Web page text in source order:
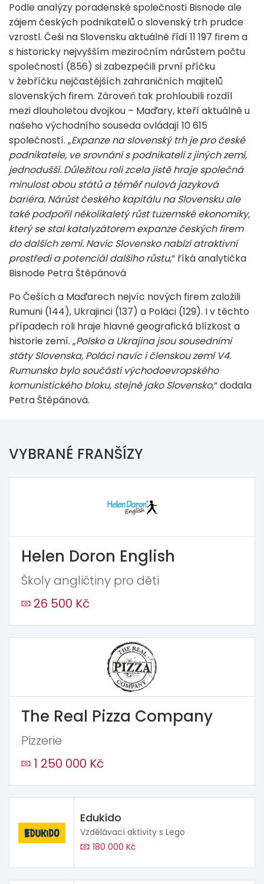
Podle analýzy poradenské společnosti Bisnode ale
zájem českých podnikatelů o slovenský trh prudce
vzrostl. Češi na Slovensku aktuálně řídí 11 197 firem a
s historicky nejvyšším meziročním nárůstem počtu
společností (856) si zabezpečili první příčku
v žebříčku nejčastějších zahraničních majitelů
slovenských firem. Zároveň tak prohloubili rozdíl
mezi dlouholetou dvojkou – Maďary, kteří aktuálně u
našeho východního souseda ovládají 10 615
společností. „Expanze na slovenský trh je pro české
podnikatele, ve srovnání s podnikateli z jiných zemí,
jednodušší. Důležitou roli zcela jistě hraje společná
minulost obou států a téměř nulová jazyková
bariéra. Nárůst českého kapitálu na Slovensku ale
také podpořil několikaletý růst tuzemské ekonomiky,
který se stal katalyzátorem expanze českých firem
do dalších zemí. Navíc Slovensko nabízí atraktivní
prostředí a potenciál dalšího růstu,“ říká analytička
Bisnode Petra Štěpánová
Po Češích a Maďarech nejvíc nových firem založili
Rumuni (144), Ukrajinci (137) a Poláci (129). I v těchto
případech roli hraje hlavně geografická blízkost a
historie zemí. „Polsko a Ukrajina jsou sousedními
státy Slovenska, Poláci navíc i členskou zemí V4.
Rumunsko bylo součástí východoevropského
komunistického bloku, stejně jako Slovensko,“ dodala
Petra Štěpánová.
VYBRANÉ FRANŠÍZY
Helen Doron English
Školy angličtiny pro děti
26 500 Kč
The Real Pizza Company
Pizzerie
1 250 000 Kč
Edukido
Vzdělávací aktivity s Lego
180 000 Kč